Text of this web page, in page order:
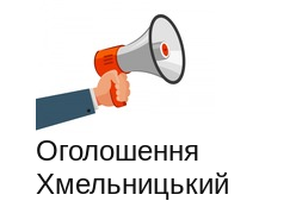
Оголошення
Хмельницький